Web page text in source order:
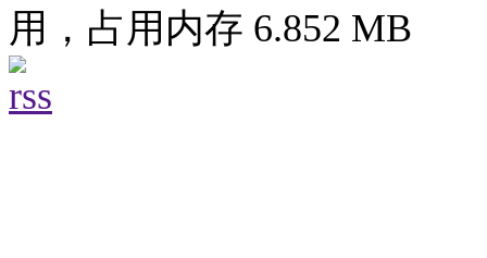
用，占用内存 6.852 MB